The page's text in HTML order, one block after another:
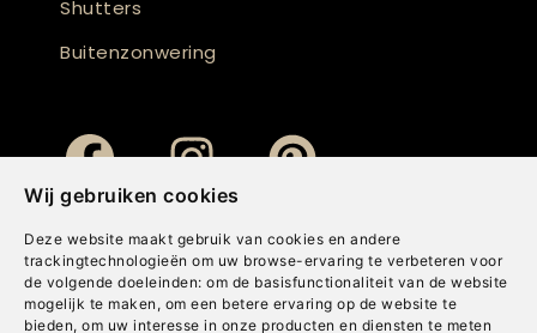
Wij gebruiken cookies
Deze website maakt gebruik van cookies en andere
trackingtechnologieën om uw browse-ervaring te verbeteren voor
de volgende doeleinden: om de basisfunctionaliteit van de website
mogelijk te maken , om een betere ervaring op de website te
bieden, om uw interesse in onze producten en diensten te meten
Shutters
Buitenzonwering